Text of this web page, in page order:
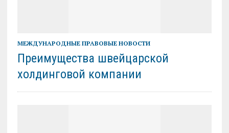
МЕЖДУНАРОДНЫЕ ПРАВОВЫЕ НОВОСТИ
Преимущества швейцарской
холдинговой компании